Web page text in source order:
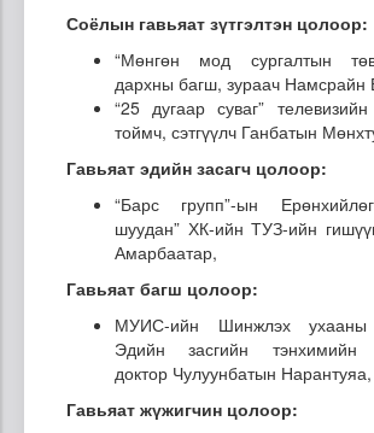
Соёлын гавьяат зүтгэлтэн цолоор:
“Мөнгөн мод сургалтын
дархны багш, зураач Намсрайн
“25 дугаар суваг”
тоймч, сэтгүүлч Ганбатын
Гавьяат эдийн засагч цолоор:
“Барс групп”-ын
шуудан” ХК-ийн ТУЗ-ийн
Амарбаатар,
Гавьяат багш цолоор:
МУИС-ийн Шинжлэх ухааны
Эдийн засгийн тэнхимийн
доктор Чулуунбатын Нарантуяа,
Гавьяат жүжигчин цолоор: